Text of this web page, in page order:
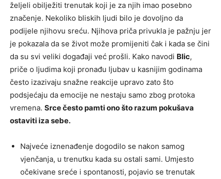
željeli obilježiti trenutak koji je za njih imao posebno
značenje. Nekoliko bliskih ljudi bilo je dovoljno da
podijele njihovu sreću. Njihova priča privukla je pažnju jer
je pokazala da se život može promijeniti čak i kada se čini
da su svi veliki događaji već prošli. Kako navodi Blic,
priče o ljudima koji pronađu ljubav u kasnijim godinama
često izazivaju snažne reakcije upravo zato što
podsjećaju da emocije ne nestaju samo zbog protoka
vremena. Srce često pamti ono što razum pokušava
ostaviti iza sebe.
Najveće iznenađenje dogodilo se nakon samog
vjenčanja, u trenutku kada su ostali sami. Umjesto
očekivane sreće i spontanosti, pojavio se trenutak